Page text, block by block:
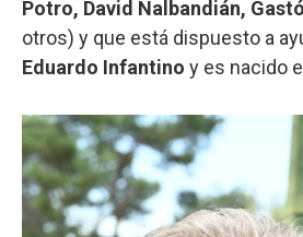
Potro, David Nalbandián,
otros) y que está dispuesto a
Eduardo Infantino y es nacido